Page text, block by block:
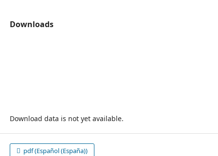
Downloads
Download data is not yet available.
pdf (Español (España))